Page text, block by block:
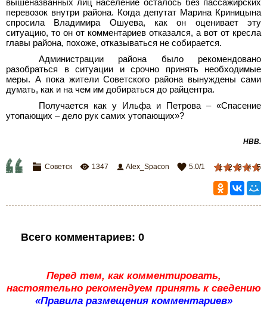
вышеназванных лиц население осталось без пассажирских
перевозок внутри района. Когда депутат Марина Криницына
спросила Владимира Ошуева, как он оценивает эту
ситуацию, то он от комментариев отказался, а вот от кресла
главы района, похоже, отказываться не собирается.
Администрации района было рекомендовано
разобраться в ситуации и срочно принять необходимые
меры. А пока жители Советского района вынуждены сами
думать, как и на чем им добираться до райцентра.
Получается как у Ильфа и Петрова – «Спасение
утопающих – дело рук самих утопающих»?
НВВ.
1 2 3 4 5
Советск 1347 Alex_Spacon 5.0/1
Всего комментариев: 0
Перед тем, как комментировать,
настоятельно рекомендуем принять к сведению
«Правила размещения комментариев»